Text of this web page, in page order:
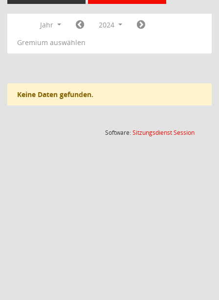
Jahr
2024
Gremium auswählen
Keine Daten gefunden.
Software:SitzungsdienstSession(Wird in